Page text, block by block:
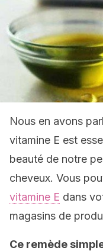
Nous en avons
vitamine E est
beauté de notre
cheveux. Vous
vitamine E dans
magasins de
Ce remède